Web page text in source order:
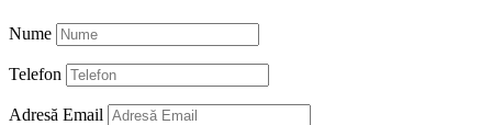
Nume
Telefon
Adresă Email